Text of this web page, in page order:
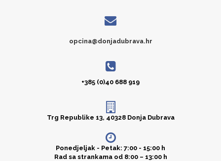
opcina@donjadubrava.hr
+385 (0)40 688 919
Trg Republike 13, 40328 Donja Dubrava
Ponedjeljak - Petak: 7:00 - 15:00 h
Rad sa strankama od 8:00 – 13:00 h